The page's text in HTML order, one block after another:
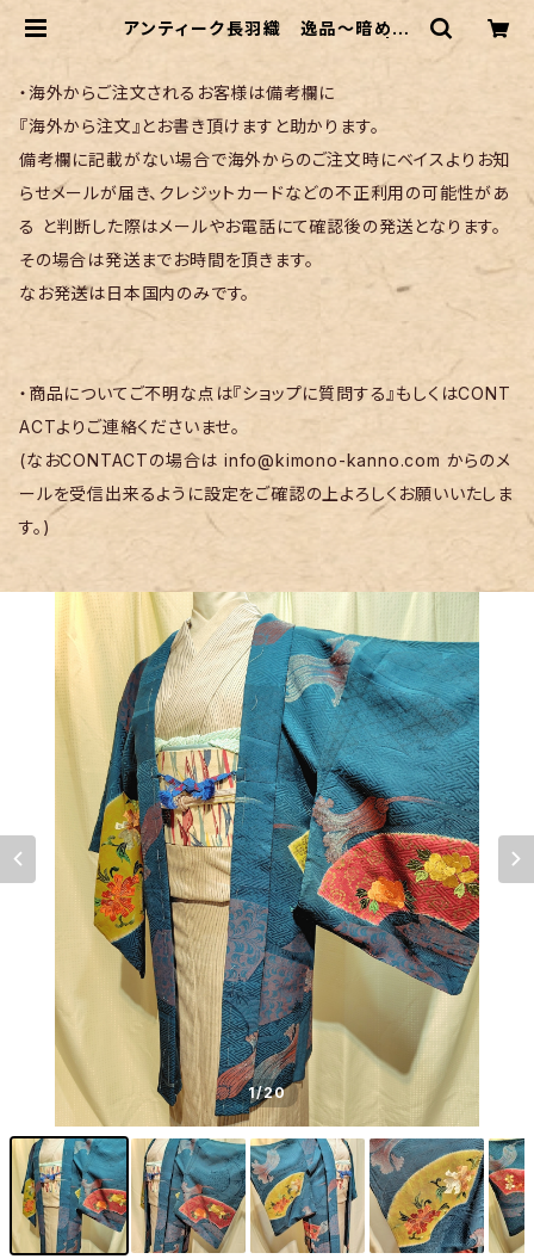
アンティーク長羽織 逸品〜暗めの
豪青緑色 扇面に花柄の刺繍〜 | リ
・海外からご注文されるお客様は備考欄に
『海外から注文』とお書き頂けますと助かります。
備考欄に記載がない場合で海外からのご注文時にベイスよりお知
らせメールが届き、クレジットカードなどの不正利用の可能性があ
る と判断した際はメールやお電話にて確認後の発送となります。
その場合は発送までお時間を頂きます。
なお発送は日本国内のみです。
・商品についてご不明な点は『ショップに質問する』もしくはCONT
ACTよりご連絡くださいませ。
(なおCONTACTの場合はinfo@kimono-kanno.com からのメ
ールを受信出来るように設定をご確認の上よろしくお願いいたしま
す。)
1/20